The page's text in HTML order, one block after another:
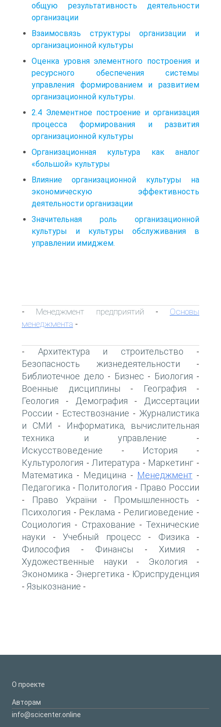
общую результативность деятельности
организации
Взаимосвязь структуры организации и
организационной культуры
Оценка уровня элементного построения и
ресурсного обеспечения системы
управления формированием и развитием
организационной культуры.
2.4 Элементное построение и организация
процесса формирования и развития
организационной культуры
Организационная культура как аналог
«большой» культуры
Влияние организационной культуры на
экономическую эффективность
деятельности организации
Значительная роль организационной
культуры и культуры обслуживания в
управлении имиджем.
- Менеджмент предприятий - Основы
менеджмента -
- Архитектура и строительство -
Безопасность жизнедеятельности -
Библиотечное дело - Бизнес - Биология -
Военные дисциплины - География -
Геология - Демография -
Диссертации
России - Естествознание - Журналистика
и СМИ -
Информатика, вычислительная
техника и управление -
Искусствоведение - История -
Культурология - Литература - Маркетинг -
Математика - Медицина - Менеджмент -
Педагогика - Политология - Право России
- Право України - Промышленность -
Психология - Реклама - Религиоведение -
Социология - Страхование - Технические
науки - Учебный процесс - Физика -
Философия - Финансы - Химия -
Художественные науки - Экология -
Экономика - Энергетика - Юриспруденция
- Языкознание -
О проекте
Авторам
info@scicenter.online